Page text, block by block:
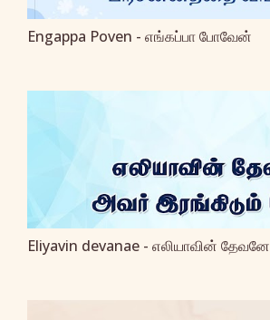
Engappa Poven - எங்கப்பா போவேன்
Eliyavin devanae - எலியாவின் தேவனே